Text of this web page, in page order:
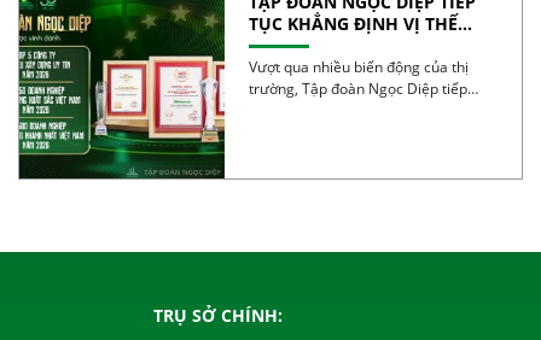
TỤC KHẲNG ĐỊNH VỊ THẾ
TRONG TOP 50 DOANH
NGHIỆP TĂNG TRƯỞNG XUẤT
SẮC VIỆT NAM 2026
Vượt qua nhiều biến động của thị
trường, Tập đoàn Ngọc Diệp tiếp
TRỤ SỞ CHÍNH: